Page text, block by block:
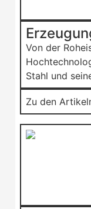
Von der
Stahl und
Zu den